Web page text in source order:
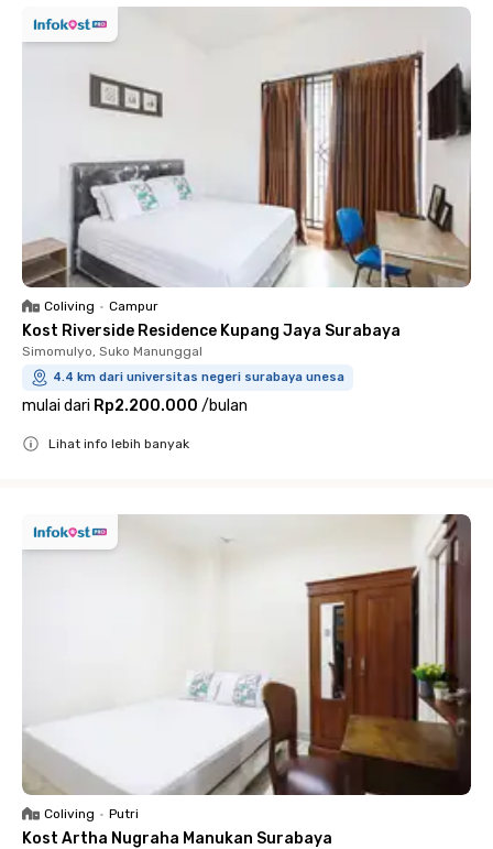
Coliving • Campur
Kost Riverside Residence Kupang Jaya Surabaya
Simomulyo, Suko Manunggal
4.4 km dari universitas negeri surabaya unesa
mulai dari Rp2.200.000 /bulan
Lihat info lebih banyak
Coliving • Putri
Kost Artha Nugraha Manukan Surabaya